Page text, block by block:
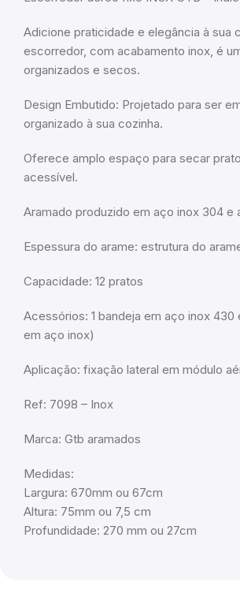
Adicione praticidade e elegância à sua
escorredor, com acabamento inox, é
organizados e secos.
Design Embutido: Projetado para ser
organizado à sua cozinha.
Oferece amplo espaço para secar
acessível.
Aramado produzido em aço inox 304 e
Espessura do arame: estrutura do
Capacidade: 12 pratos
Acessórios: 1 bandeja em aço inox
em aço inox)
Aplicação: fixação lateral em módulo
Ref: 7098 – Inox
Marca: Gtb aramados
Medidas:
Largura: 670mm ou 67cm
Altura: 75mm ou 7,5 cm
Profundidade: 270 mm ou 27cm